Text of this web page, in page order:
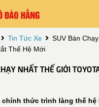
Tin Tức Xe
SUV Bán
Thế Hệ Mới
NHẤT THẾ GIỚI
chính thức trình làng thế hệ